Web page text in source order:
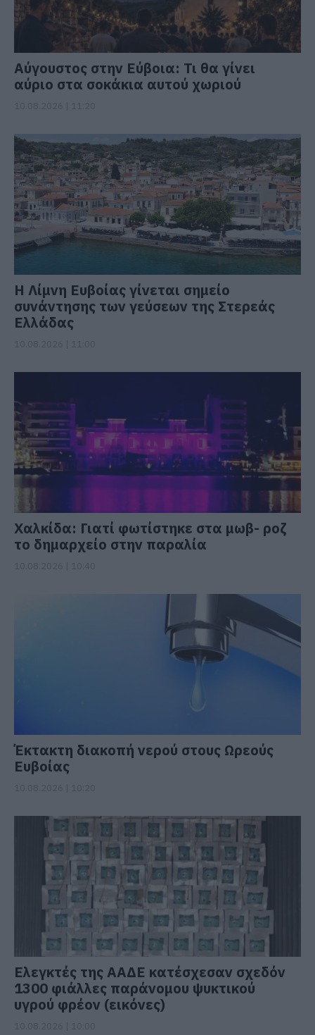
Αύγουστος στην Εύβοια: Τι θα γίνει
αύριο στα σοκάκια αυτού χωριού
Η Λίμνη Ευβοίας γίνεται σημείο
συνάντησης των γεύσεων της Στερεάς
Ελλάδας
Χαλκίδα: Γιατί φωτίστηκε στα μωβ- ροζ
το δημαρχείο στην παραλία
Έκτακτη διακοπή νερού στους Ωρεούς
Ευβοίας
Ελεγκτές της ΑΑΔΕ κατέσχεσαν σχεδόν
1300 φιάλλες παράνομου ψυκτικού
υγρού φρέον (εικόνες)